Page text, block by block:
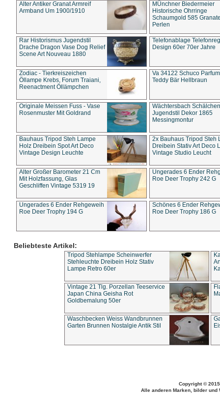
Alter Antiker Granat Armreif
Armband Um 1900/1910
MÜnchner Biedermeier
Historische Ohrringe
Schaumgold 585
Perlen
Rar Historismus Jugendstil
Drache Dragon Vase Dog Relief
Scene Art Nouveau 1880
Telefonablage
Design 60er 70er Jahre
Zodiac - Tierkreiszeichen
Öllampe Krebs, Forum Traiani,
Reenactment Öllämpchen
Va 34122 Schuco
Teddy Bär Hellbraun
Originale Meissen Fuss - Vase
Rosenmuster Mit Goldrand
Wächtersbach Schälchen
Jugendstil Dekor 1865
Messingmontur
Bauhaus Tripod Steh Lampe
Holz Dreibein Spot Art Deco
Vintage Design Leuchte
2x Bauhaus Tripod Steh
Dreibein Stativ Art Deco
Vintage Studio Leucht
Alter Großer Barometer 21 Cm
Mit Holzfassung, Glas
Geschliffen Vintage 5319 19
Ungerades 6 Ender
Roe Deer Trophy 242 G
Ungerades 6 Ender Rehgeweih
Roe Deer Trophy 194 G
Schönes 6 Ender
Roe Deer Trophy 186 G
Beliebteste Artikel:
Tripod Stehlampe Scheinwerfer
Stehleuchte Dreibein Holz Stativ
Lampe Retro 60er
Vintage 21 Tlg. Porzellan Teeservice
Japan China Geisha Rot
Goldbemalung 50er
Waschbecken Weiss Wandbrunnen
Garten Brunnen Nostalgie Antik Stil
Copyright ©
Alle anderen Marken, bilder und